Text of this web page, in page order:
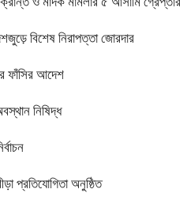
বিশেষ নিরাপত্তা জোরদার
ফাঁসির আদেশ
নিষিদ্ধ
প্রতিযোগিতা অনুষ্ঠিত